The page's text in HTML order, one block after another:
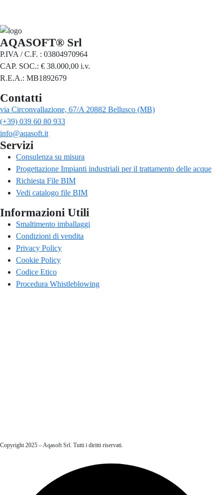
AQASOFT® Srl
P.IVA / C.F. : 03804970964
CAP. SOC.: € 38.000,00 i.v.
R.E.A.: MB1892679
Contatti
via Circonvallazione, 67/A 20882 Bellusco (MB)
(+39) 039 60 80 933
info@aqasoft.it
Servizi
Consulenza su misura
Progettazione Impianti industriali per il trattamento delle acque
Richiesta File BIM
Vedi catalogo file BIM
Informazioni Utili
Smaltimento imballaggi
Condizioni di vendita
Privacy Policy
Cookie Policy
Codice Etico
Procedura Whistleblowing
Copyright 2025 – Aqasoft Srl. Tutti i diritti riservati.